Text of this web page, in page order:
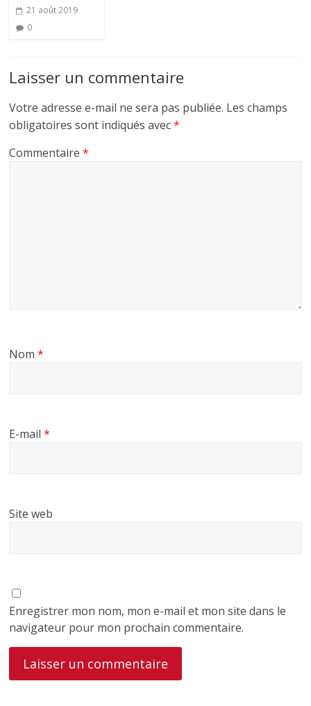
21 août 2019
0
Laisser un commentaire
Votre adresse e-mail ne sera pas publiée. Les champs
obligatoires sont indiqués avec*
Commentaire*
Nom*
E-mail*
Site web
Enregistrer mon nom, mon e-mail et mon site dans le
navigateur pour mon prochain commentaire.